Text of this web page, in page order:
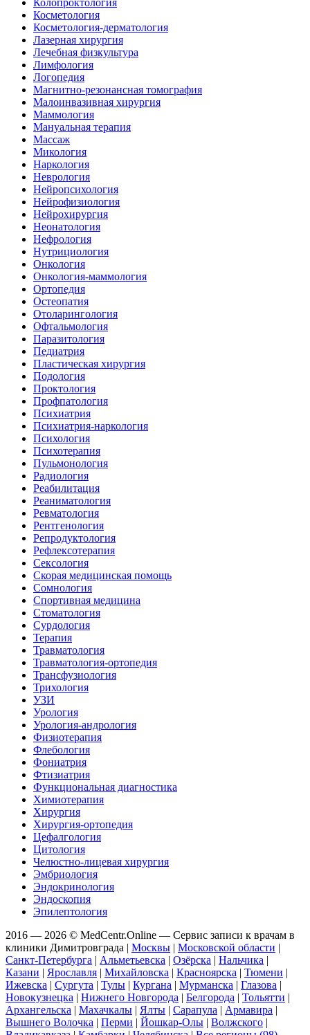
Косметология
Косметология-дерматология
Лазерная хирургия
Лечебная физкультура
Лимфология
Логопедия
Магнитно-резонансная томография
Малоинвазивная хирургия
Маммология
Мануальная терапия
Массаж
Микология
Наркология
Неврология
Нейропсихология
Нейрофизиология
Нейрохирургия
Неонатология
Нефрология
Нутрициология
Онкология
Онкология-маммология
Ортопедия
Остеопатия
Отоларингология
Офтальмология
Паразитология
Педиатрия
Пластическая хирургия
Подология
Проктология
Профпатология
Психиатрия
Психиатрия-наркология
Психология
Психотерапия
Пульмонология
Радиология
Реабилитация
Реаниматология
Ревматология
Рентгенология
Репродуктология
Рефлексотерапия
Сексология
Скорая медицинская помощь
Сомнология
Спортивная медицина
Стоматология
Сурдология
Терапия
Травматология
Травматология-ортопедия
Трансфузиология
Трихология
УЗИ
Урология
Урология-андрология
Физиотерапия
Флебология
Фониатрия
Фтизиатрия
Функциональная диагностика
Химиотерапия
Хирургия
Хирургия-ортопедия
Цефалгология
Цитология
Челюстно-лицевая хирургия
Эмбриология
Эндокринология
Эндоскопия
Эпилептология
2016 — 2026 © MedCentr.Online — Сервис записи к врачам в
клиники Димитровграда | Москвы | Московской области |
Санкт-Петербурга | Альметьевска | Озёрска | Нальчика |
Казани | Ярославля | Михайловска | Красноярска | Тюмени |
Ижевска | Сургута | Тулы | Кургана | Мурманска | Глазова |
Новокузнецка | Нижнего Новгорода | Белгорода | Тольятти |
Архангельска | Махачкалы | Ялты | Сарапула | Армавира |
Вышнего Волочка | Перми | Йошкар-Олы | Волжского |